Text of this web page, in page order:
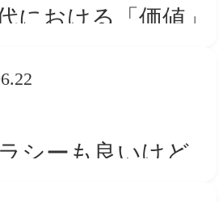
における「価値」
AIが教えてくれる
シーも良いけど、